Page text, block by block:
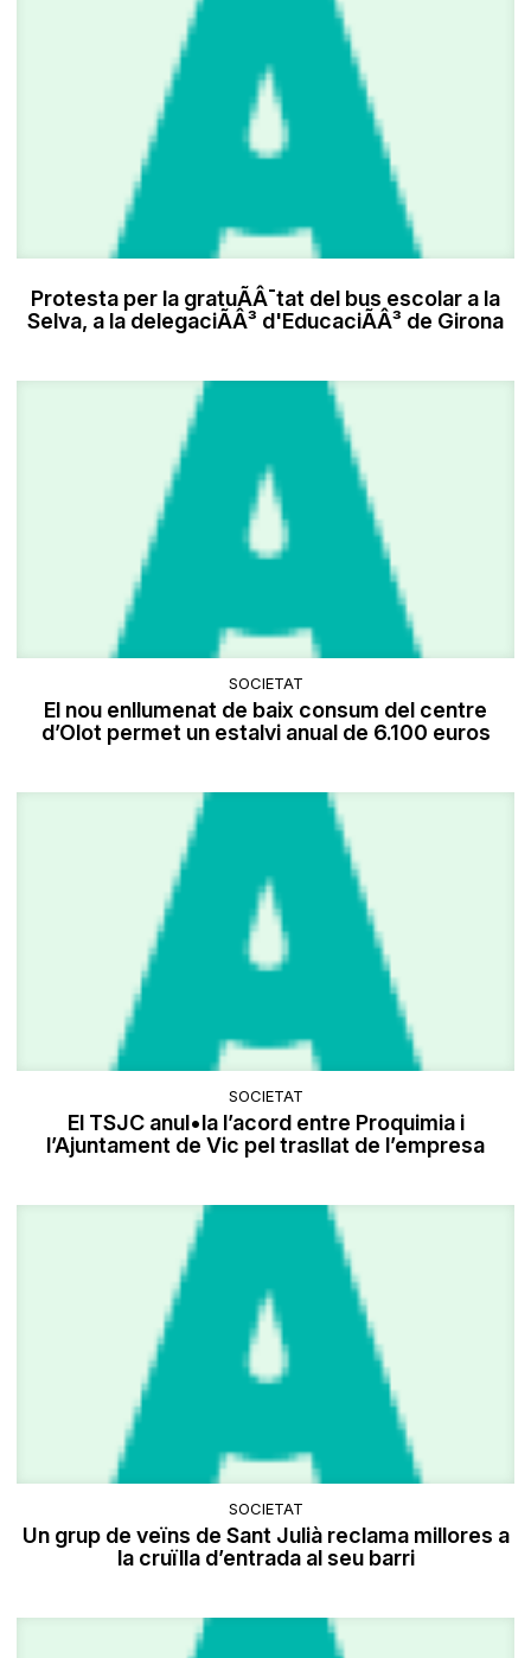
Protesta per la gratuÃÂ¯tat del bus escolar a la
Selva, a la delegaciÃÂ³ d'EducaciÃÂ³ de Girona
SOCIETAT
El nou enllumenat de baix consum del centre
d’Olot permet un estalvi anual de 6.100 euros
SOCIETAT
El TSJC anul•la l’acord entre Proquimia i
l’Ajuntament de Vic pel trasllat de l’empresa
SOCIETAT
Un grup de veïns de Sant Julià reclama millores a
la cruïlla d’entrada al seu barri